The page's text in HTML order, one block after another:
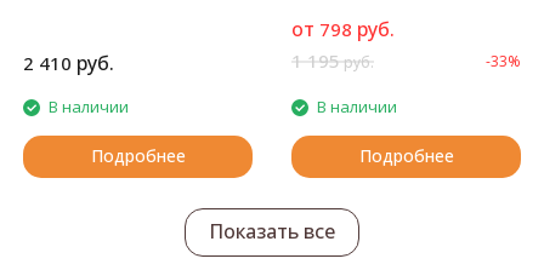
2 410 руб.
В наличии
Подробнее
Супертонкая альпака
натуральных природных
цветов.
от 798 руб.
1 195руб. -33%
В наличии
Подробнее
Показать все